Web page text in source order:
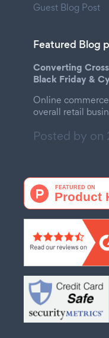
Guest Blog Post
Featured Blog
Converting
Black Friday &
Online
overall retail
Posted by on